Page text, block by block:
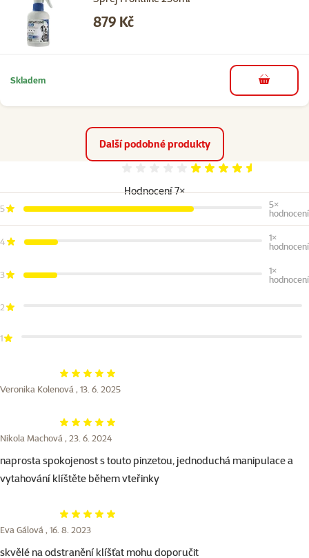
Cena
879 Kč
Skladem do košíku
Další podobné produkty
Hodnocení 7×
Hodnocení 91%
5
5×
hodnocení
4
1×
hodnocení
3
1×
hodnocení
2
1
Hodnocení 100%
Veronika Kolenová , 13. 6. 2025
Hodnocení 100%
Nikola Machová , 23. 6. 2024
naprosta spokojenost s touto pinzetou, jednoduchá manipulace a
vytahování klíštěte během vteřinky
Hodnocení 100%
Eva Gálová , 16. 8. 2023
skvělé na odstranění klíšťat mohu doporučit